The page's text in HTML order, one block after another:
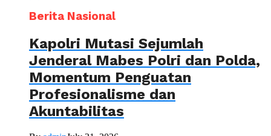
Berita Nasional
Kapolri Mutasi Sejumlah
Jenderal Mabes Polri dan Polda,
Momentum Penguatan
Profesionalisme dan
Akuntabilitas